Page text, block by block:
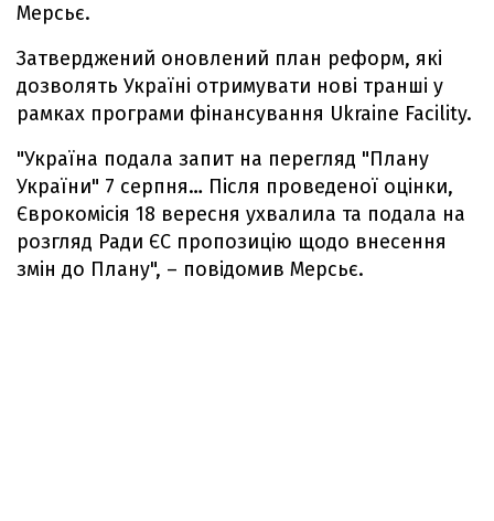
Мерсьє.
Затверджений оновлений план реформ, які
дозволять Україні отримувати нові транші у
рамках програми фінансування Ukraine Facility.
"Україна подала запит на перегляд "Плану
України" 7 серпня… Після проведеної оцінки,
Єврокомісія 18 вересня ухвалила та подала на
розгляд Ради ЄС пропозицію щодо внесення
змін до Плану", – повідомив Мерсьє.